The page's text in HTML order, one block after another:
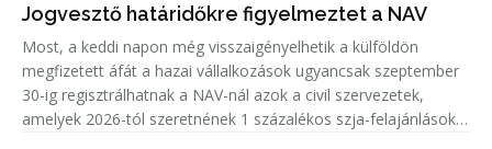
Jogvesztő határidőkre figyelmeztet a NAV
Most, a keddi napon még visszaigényelhetik a külföldön
megfizetett áfát a hazai vállalkozások ugyancsak szeptember
30-ig regisztrálhatnak a NAV-nál azok a civil szervezetek,
amelyek 2026-tól szeretnének 1 százalékos szja-felajánlásokat